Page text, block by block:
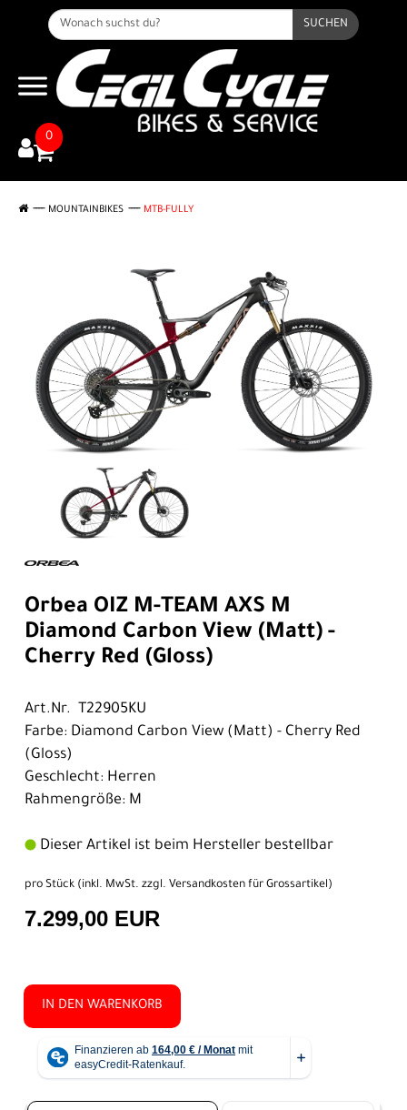
SUCHEN
0
MOUNTAINBIKES MTB-FULLY
Orbea OIZ M-TEAM AXS M
Diamond Carbon View (Matt) -
Cherry Red (Gloss)
Art.Nr. T22905KU
Farbe: Diamond Carbon View (Matt) - Cherry Red
(Gloss)
Geschlecht: Herren
Rahmengröße: M
Dieser Artikel ist beim Hersteller bestellbar
pro Stück (inkl. MwSt. zzgl. Versandkosten für Grossartikel)
7.299,00 EUR
IN DEN WARENKORB